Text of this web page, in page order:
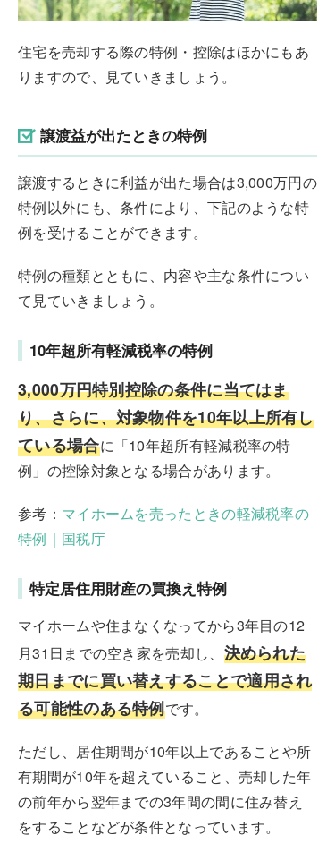
住宅を売却する際の特例・控除はほかにもあ
りますので、見ていきましょう。
譲渡益が出たときの特例
譲渡するときに利益が出た場合は3,000万円の
特例以外にも、条件により、下記のような特
例を受けることができます。
特例の種類とともに、内容や主な条件につい
て見ていきましょう。
10年超所有軽減税率の特例
3,000万円特別控除の条件に当てはま
り、さらに、対象物件を10年以上所有し
ている場合に「10年超所有軽減税率の特
例」の控除対象となる場合があります。
参考： マイホームを売ったときの軽減税率の
特例｜国税庁
特定居住用財産の買換え特例
マイホームや住まなくなってから3年目の12
月31日までの空き家を売却し、 決められた
期日までに買い替えすることで適用され
る可能性のある特例です。
ただし、居住期間が10年以上であることや所
有期間が10年を超えていること、売却した年
の前年から翌年までの3年間の間に住み替え
をすることなどが条件となっています。